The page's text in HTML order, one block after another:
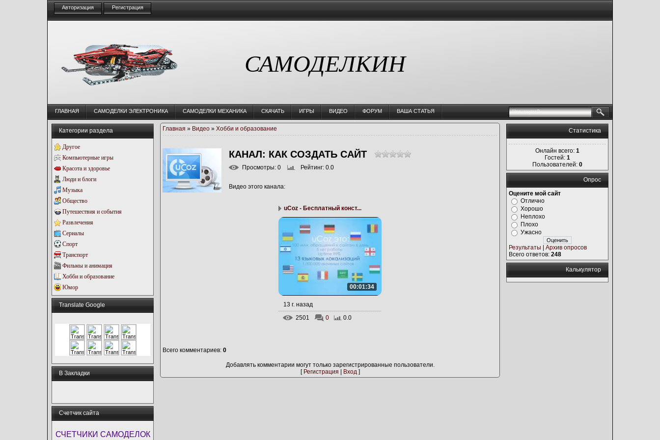
Авторизация Регистрация
САМОДЕЛКИН
ГЛАВНАЯ CАМОДЕЛКИ ЭЛЕКТРОНИКА CАМОДЕЛКИ МЕХАНИКА СКАЧАТЬ ИГРЫ ВИДЕО ФОРУМ ВАША СТАТЬЯ
Категории раздела
Другое
Компьютерные игры
Красота и здоровье
Люди и блоги
Музыка
Общество
Путешествия и события
Развлечения
Сериалы
Спорт
Транспорт
Фильмы и анимация
Хобби и образование
Юмор
Translate Google
В Закладки
Счетчик сайта
СЧЕТЧИКИ САМОДЕЛОК
Главная » Видео » Хобби и образование
КАНАЛ: КАК СОЗДАТЬ САЙТ
Просмотры: 0 Рейтинг: 0.0
Видео этого канала:
uCoz - Бесплатный конст...
00:01:34
13 г. назад
2501
0 0.0
Всего комментариев: 0
Добавлять комментарии могут только зарегистрированные пользователи.
[ Регистрация Вход]
Статистика
Онлайн всего: 1
Гостей: 1
Пользователей: 0
Опрос
Оцените мой сайт
Отлично
Хорошо
Неплохо
Плохо
Ужасно
Результаты
Архив опросов
Всего ответов: 248
Калькулятор